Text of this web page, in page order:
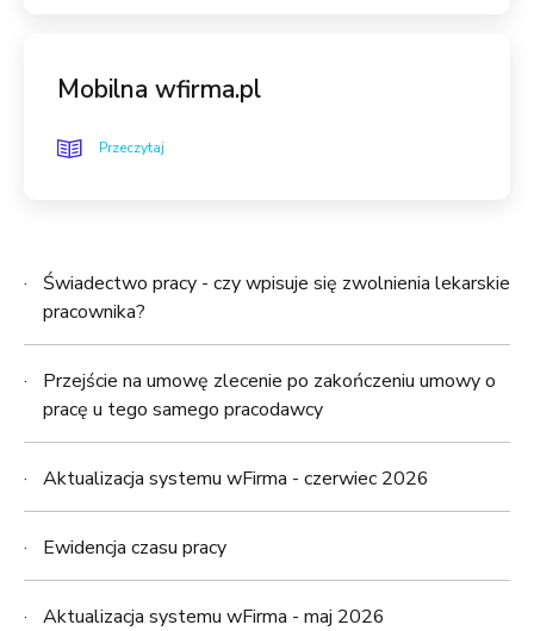
Mobilna wfirma.pl
Przeczytaj
Świadectwo pracy - czy wpisuje się zwolnienia lekarskie
pracownika?
Przejście na umowę zlecenie po zakończeniu umowy o
pracę u tego samego pracodawcy
Aktualizacja systemu wFirma - czerwiec 2026
Ewidencja czasu pracy
Aktualizacja systemu wFirma - maj 2026